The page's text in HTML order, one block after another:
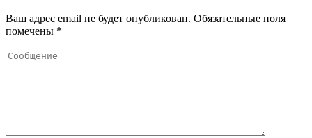
Ваш адрес email не будет опубликован. Обязательные поля
помечены *